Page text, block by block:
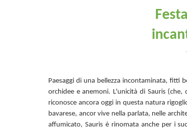
Paesaggi di una bellezza incontaminata, fitti
orchidee e anemoni. L'unicità di Sauris (che,
riconosce ancora oggi in questa natura
bavarese, ancor vive nella parlata, nelle
affumicato, Sauris è rinomata anche per i